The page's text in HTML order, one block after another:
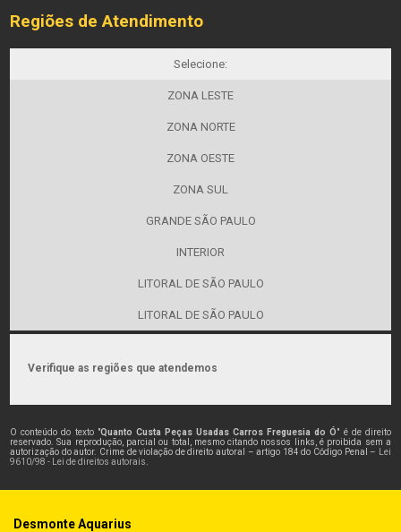
Regiões de Atendimento
Selecione:
ZONA LESTE
ZONA NORTE
ZONA OESTE
ZONA SUL
GRANDE SÃO PAULO
INTERIOR
LITORAL DE SÃO PAULO
LITORAL DE SÃO PAULO
Verifique as regiões que atendemos
O conteúdo do texto "Quanto Custa Peças Usadas Carros Freguesia do Ó" é de direito
reservado. Sua reprodução, parcial ou total, mesmo citando nossos links, é proibida sem a
autorização do autor. Crime de violação de direito autoral – artigo 184 do Código Penal –
Lei
9610/98 - Lei de direitos autorais
Desmonte Aquarius